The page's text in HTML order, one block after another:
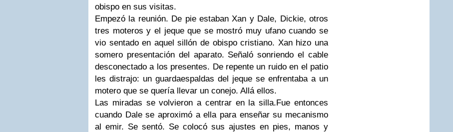
obispo en sus visitas.
Empezó la reunión. De pie estaban Xan y Dale, Dickie, otros
tres moteros y el jeque que se mostró muy ufano cuando se
vio sentado en aquel sillón de obispo cristiano. Xanhizo una
somero presentación del aparato. Señaló sonriendo el cable
desconectado a los presentes. De repente un ruido en el patio
les distrajo: un guardaespaldas del jeque se enfrentaba a un
motero que se quería llevar un conejo. Allá ellos.
Las miradas se volvieron a centrar en la silla.Fue entonces
cuando Dale se aproximó a ella para enseñar su mecanismo
al emir. Se sentó. Se colocó sus ajustes en pies, manos y